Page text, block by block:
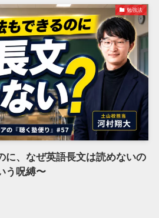
勉強法
に、なぜ英語長文は読めないの
う呪縛〜